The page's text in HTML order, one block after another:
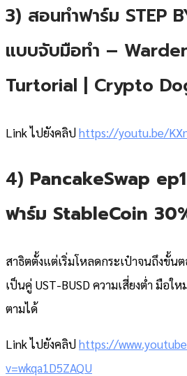
3) สอนทำฟาร์ม STEP
แบบจับมือทำ –
Turtorial | Crypto
Link ไปยังคลิปhttps://youtu.be/
4) PancakeSwap
ฟาร์ม StableCoin
สาธิตตั้งแต่เริ่มโหลดกระเป๋าจนถึงขั้น
เป็นคู่ UST-BUSD ความเสี่ยงต่ำ มือใ
ตามได้
Link ไปยังคลิปhttps://
v=wkqa1D5ZAQU